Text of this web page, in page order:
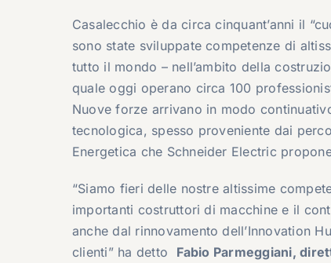
Casalecchio è da circa cinquant’anni il
sono state sviluppate competenze di
tutto il mondo – nell’ambito della
quale oggi operano circa 100
Nuove forze arrivano in modo
tecnologica, spesso proveniente dai
Energetica che Schneider Electric
“Siamo fieri delle nostre altissime
importanti costruttori di macchine e il
anche dal rinnovamento dell’Innovation
clienti” ha detto Fabio Parmeggiani,